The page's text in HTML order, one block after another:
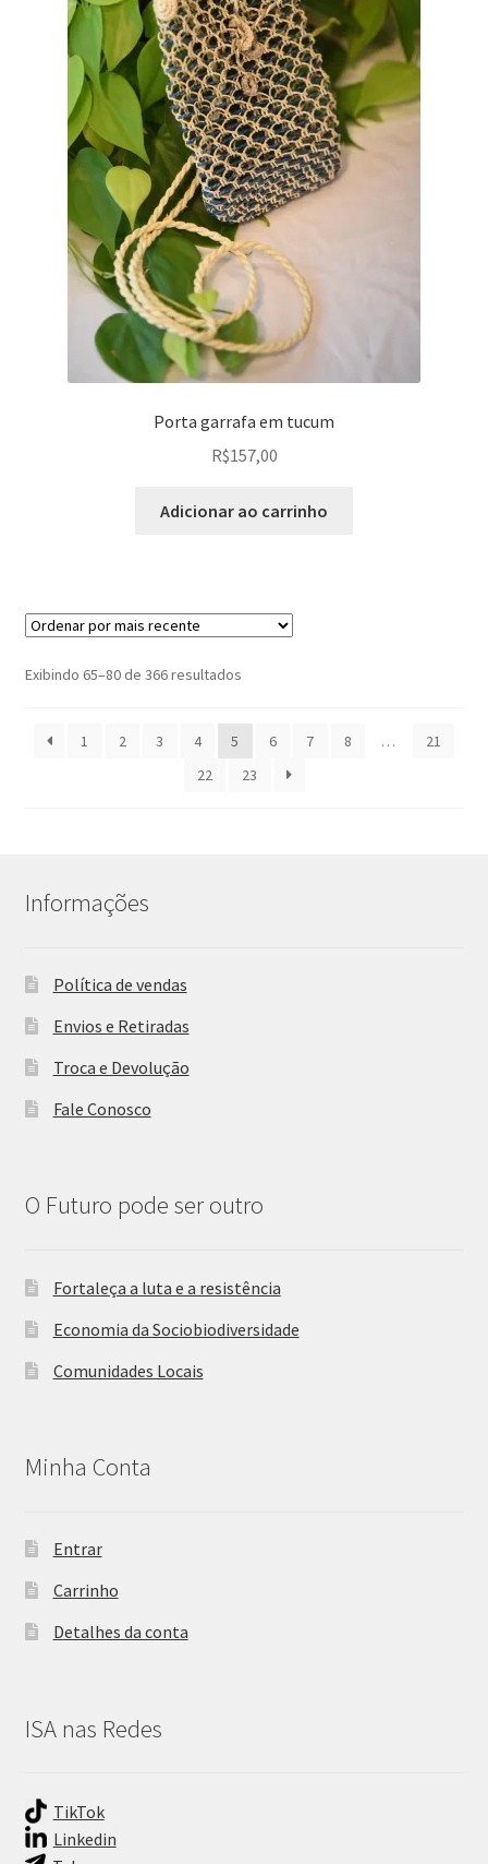
Porta garrafa em tucum
R$157,00
Adicionar ao carrinho
Exibindo 65–80 de 366 resultadosClassificado
mais
recente
1 2 3 4 5 6 7 8 …
21
22
23
Informações
Política de vendas
Envios e Retiradas
Troca e Devolução
Fale Conosco
O Futuro pode ser outro
Fortaleça a luta e a resistência
Economia da Sociobiodiversidade
Comunidades Locais
Minha Conta
Entrar
Carrinho
Detalhes da conta
ISA nas Redes
TikTok
Linkedin